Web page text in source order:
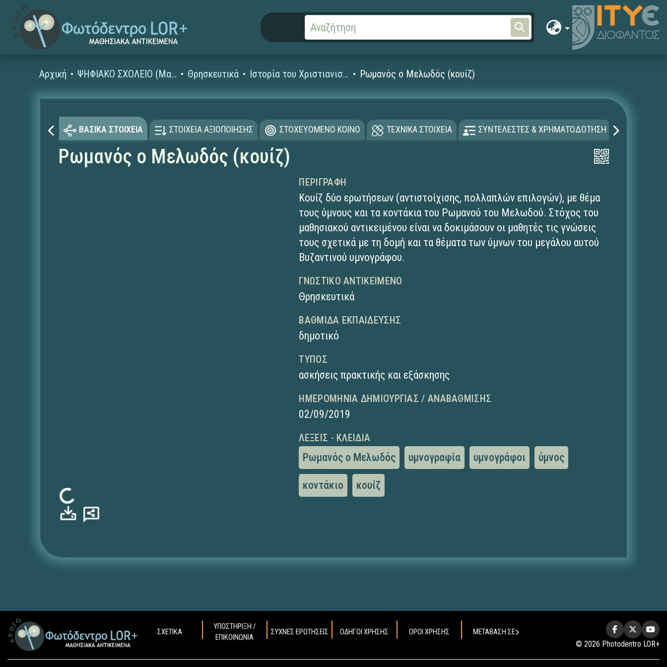
Αρχική ΨΗΦΙΑΚΟ ΣΧΟΛΕΙΟ (Μαθησιακά Αντικείμενα) Θρησκευτικά Ιστορία του Χριστιανισμού Ρωμανός ο Μελωδός (κουίζ)
ΒΑΣΙΚΑ ΣΤΟΙΧΕΙΑ ΣΤΟΙΧΕΙΑ ΑΞΙΟΠΟΙΗΣΗΣ ΣΤΟΧΕΥΟΜΕΝΟ ΚΟΙΝΟ ΤΕΧΝΙΚΑ ΣΤΟΙΧΕΙΑ ΣΥΝΤΕΛΕΣΤΕΣ & ΧΡΗΜΑΤΟΔΟΤΗΣΗ
Ρωμανός ο Μελωδός (κουίζ)
Φόρτωση...
ΠΕΡΙΓΡΑΦΉ
Κουίζ δύο ερωτήσεων (αντιστοίχισης, πολλαπλών επιλογών), με θέμα
τους ύμνους και τα κοντάκια του Ρωμανού του Μελωδού. Στόχος του
μαθησιακού αντικειμένου είναι να δοκιμάσουν οι μαθητές τις γνώσεις
τους σχετικά με τη δομή και τα θέματα των ύμνων του μεγάλου αυτού
Βυζαντινού υμνογράφου.
ΓΝΩΣΤΙΚΌ ΑΝΤΙΚΕΊΜΕΝΟ
Θρησκευτικά
ΒΑΘΜΊΔΑ ΕΚΠΑΊΔΕΥΣΗΣ
δημοτικό
ΤΎΠΟΣ
ασκήσεις πρακτικής και εξάσκησης
ΗΜΕΡΟΜΗΝΊΑ ΔΗΜΙΟΥΡΓΊΑΣ / ΑΝΑΒΆΘΜΙΣΗΣ
02/09/2019
ΛΈΞΕΙΣ - ΚΛΕΙΔΙΆ
Ρωμανός ο Μελωδός υμνογραφία υμνογράφοι ύμνος
κοντάκιο κουίζ
ΣΧΕΤΙΚΑ
ΥΠΟΣΤΗΡΙΞΗ /
ΕΠΙΚΟΙΝΩΝΙΑ
ΣΥΧΝΕΣ ΕΡΩΤΗΣΕΙΣ ΟΔΗΓΟΙ ΧΡΗΣΗΣ ΟΡΟΙ ΧΡΗΣΗΣ ΜΕΤΑΒΑΣΗ ΣΕ
© 2026 Photodentro LOR+